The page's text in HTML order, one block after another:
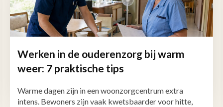
Werken in de ouderenzorg bij warm
weer: 7 praktische tips
Warme dagen zijn in een woonzorgcentrum extra
intens. Bewoners zijn vaak kwetsbaarder voor hitte,